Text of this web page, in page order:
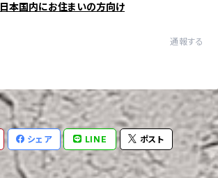
日本国内にお住まいの方向け
通報する
シェア LINE ポスト